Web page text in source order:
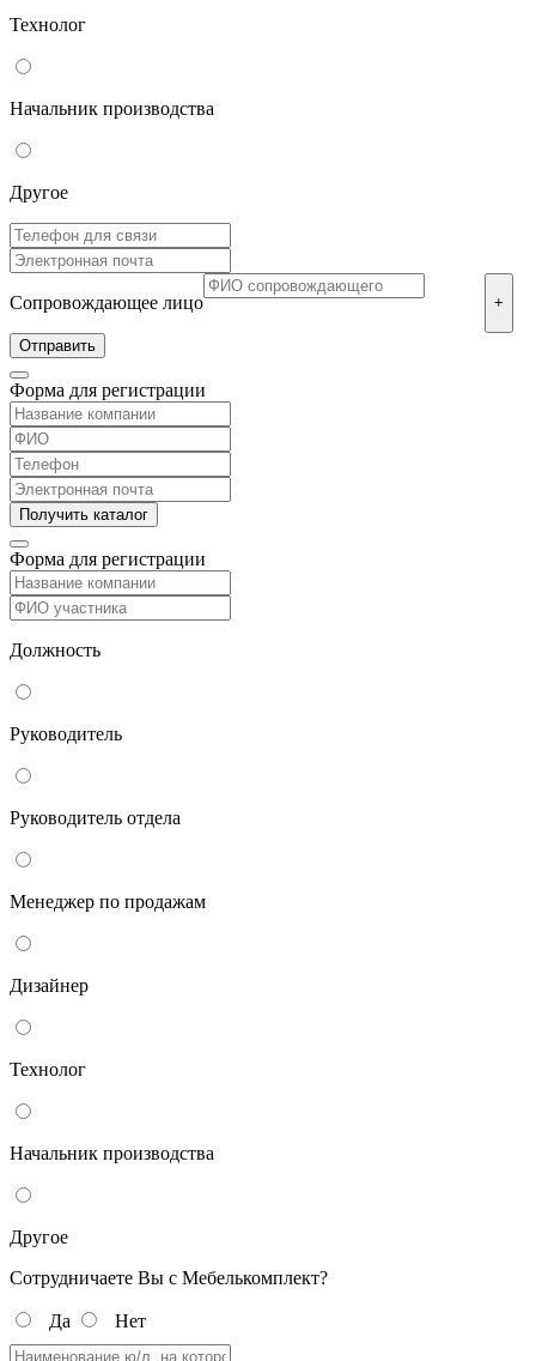
Технолог
Начальник производства
Другое
Сопровождающее лицо +
Форма для регистрации
Форма для регистрации
Должность
Руководитель
Руководитель отдела
Менеджер по продажам
Дизайнер
Технолог
Начальник производства
Другое
Сотрудничаете Вы с Мебелькомплект?
Да Нет